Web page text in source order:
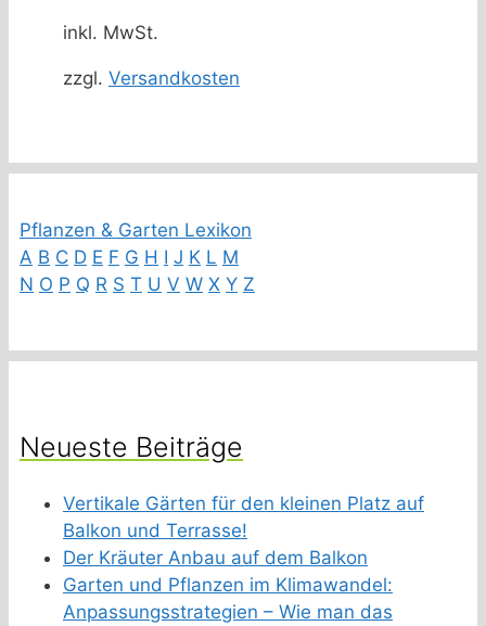
inkl. MwSt.
zzgl. Versandkosten
Pflanzen & Garten Lexikon
A B C D E F G H I J K L M
N O P Q R S T U V W X Y Z
Neueste Beiträge
Vertikale Gärten für den kleinen Platz auf
Balkon und Terrasse!
Der Kräuter Anbau auf dem Balkon
Garten und Pflanzen im Klimawandel:
Anpassungsstrategien – Wie man das